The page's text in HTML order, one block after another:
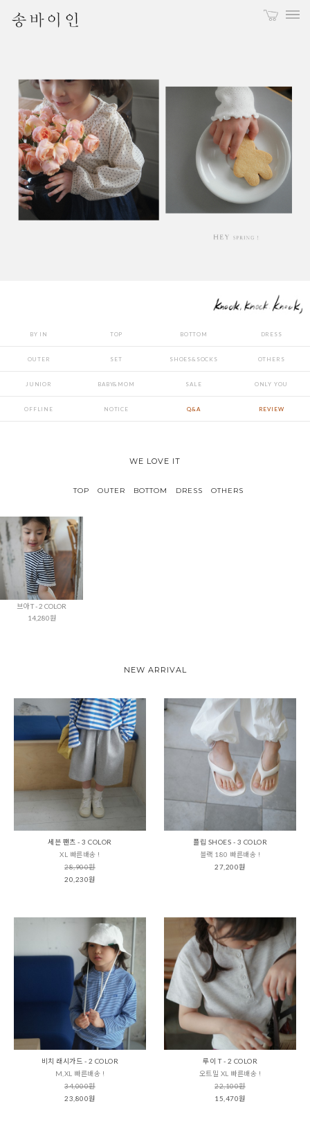
BY IN TOP BOTTOM DRESS
OUTER SET SHOES&SOCKS OTHERS
JUNIOR BABY&MOM SALE ONLY YOU
OFFLINE NOTICE Q&A REVIEW
WE LOVE IT
TOP OUTER BOTTOM DRESS OTHERS
브아 T - 2 COLOR
14,280원
NEW ARRIVAL
세븐 팬츠 - 3 COLOR
XL 빠른배송 !
28,900원
20,230원
플립 SHOES - 3 COLOR
블랙 180 빠른배송 !
27,200원
비치 래시가드 - 2 COLOR
M,XL 빠른배송 !
34,000원
23,800원
루이 T - 2 COLOR
오트밀 XL 빠른배송 !
22,100원
15,470원